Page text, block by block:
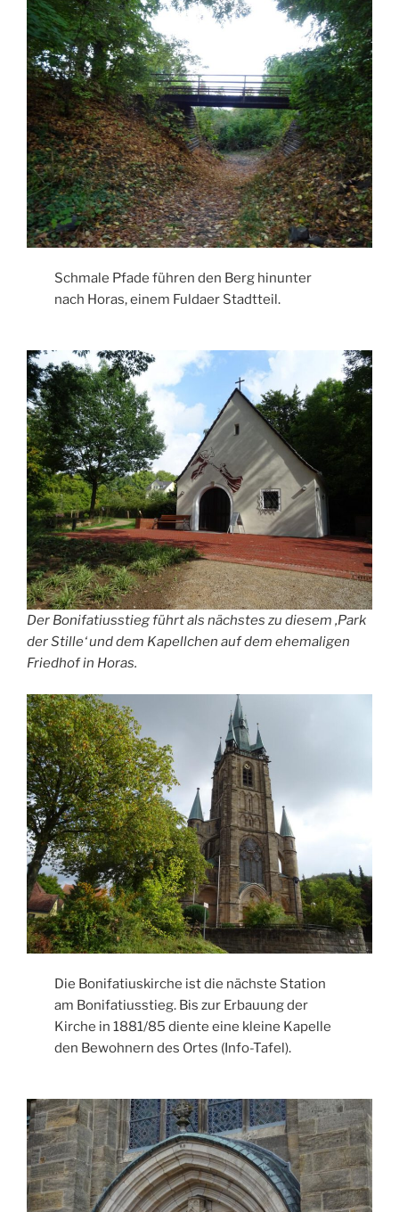
Schmale Pfade führen den Berg hinunter
nach Horas, einem Fuldaer Stadtteil.
Der Bonifatiusstieg führt als nächstes zu diesem ‚Park
der Stille‘ und dem Kapellchen auf dem ehemaligen
Friedhof in Horas.
Die Bonifatiuskirche ist die nächste Station
am Bonifatiusstieg. Bis zur Erbauung der
Kirche in 1881/85 diente eine kleine Kapelle
den Bewohnern des Ortes (Info-Tafel).